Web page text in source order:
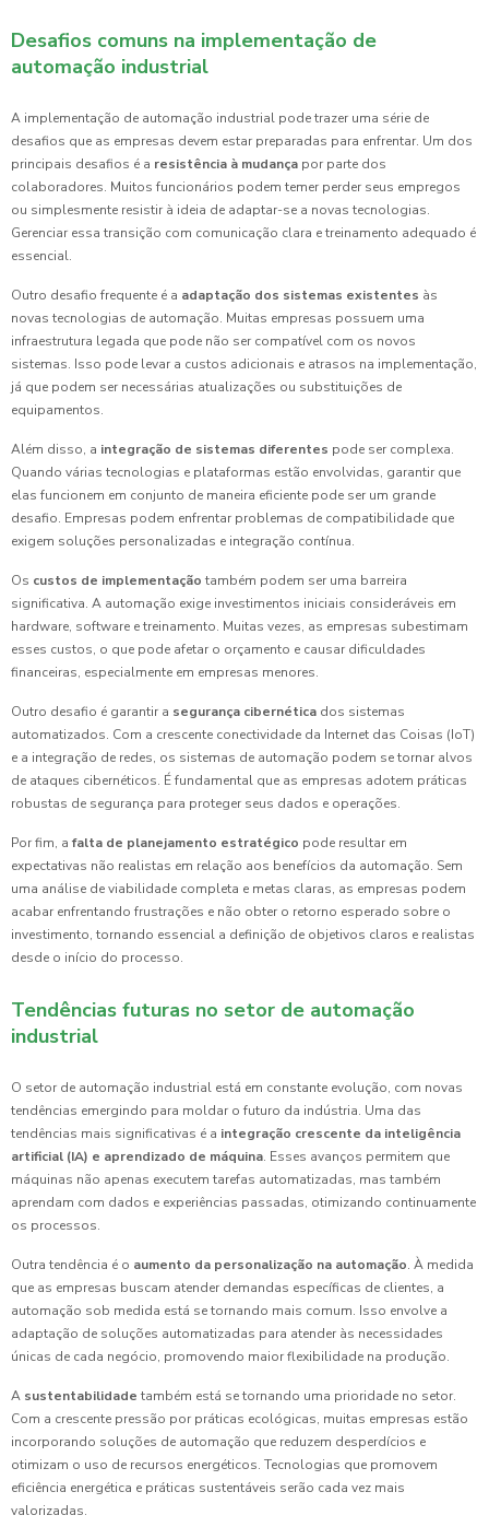
Desafios comuns na implementação de
automação industrial
A implementação de automação industrial pode trazer uma série de
desafios que as empresas devem estar preparadas para enfrentar. Um dos
principais desafios é a resistência à mudança por parte dos
colaboradores. Muitos funcionários podem temer perder seus empregos
ou simplesmente resistir à ideia de adaptar-se a novas tecnologias.
Gerenciar essa transição com comunicação clara e treinamento adequado é
essencial.
Outro desafio frequente é a adaptação dos sistemas existentes às
novas tecnologias de automação. Muitas empresas possuem uma
infraestrutura legada que pode não ser compatível com os novos
sistemas. Isso pode levar a custos adicionais e atrasos na implementação,
já que podem ser necessárias atualizações ou substituições de
equipamentos.
Além disso, a integração de sistemas diferentes pode ser complexa.
Quando várias tecnologias e plataformas estão envolvidas, garantir que
elas funcionem em conjunto de maneira eficiente pode ser um grande
desafio. Empresas podem enfrentar problemas de compatibilidade que
exigem soluções personalizadas e integração contínua.
Os custos de implementação também podem ser uma barreira
significativa. A automação exige investimentos iniciais consideráveis em
hardware, software e treinamento. Muitas vezes, as empresas subestimam
esses custos, o que pode afetar o orçamento e causar dificuldades
financeiras, especialmente em empresas menores.
Outro desafio é garantir a segurança cibernética dos sistemas
automatizados. Com a crescente conectividade da Internet das Coisas (IoT)
e a integração de redes, os sistemas de automação podem se tornar alvos
de ataques cibernéticos. É fundamental que as empresas adotem práticas
robustas de segurança para proteger seus dados e operações.
Por fim, a falta de planejamento estratégico pode resultar em
expectativas não realistas em relação aos benefícios da automação. Sem
uma análise de viabilidade completa e metas claras, as empresas podem
acabar enfrentando frustrações e não obter o retorno esperado sobre o
investimento, tornando essencial a definição de objetivos claros e realistas
desde o início do processo.
Tendências futuras no setor de automação
industrial
O setor de automação industrial está em constante evolução, com novas
tendências emergindo para moldar o futuro da indústria. Uma das
tendências mais significativas é a integração crescente da inteligência
artificial (IA) e aprendizado de máquina. Esses avanços permitem que
máquinas não apenas executem tarefas automatizadas, mas também
aprendam com dados e experiências passadas, otimizando continuamente
os processos.
Outra tendência é o aumento da personalização na automação. À medida
que as empresas buscam atender demandas específicas de clientes, a
automação sob medida está se tornando mais comum. Isso envolve a
adaptação de soluções automatizadas para atender às necessidades
únicas de cada negócio, promovendo maior flexibilidade na produção.
A sustentabilidade também está se tornando uma prioridade no setor.
Com a crescente pressão por práticas ecológicas, muitas empresas estão
incorporando soluções de automação que reduzem desperdícios e
otimizam o uso de recursos energéticos. Tecnologias que promovem
eficiência energética e práticas sustentáveis serão cada vez mais
valorizadas.